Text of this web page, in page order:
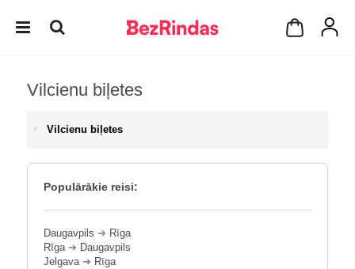
Vilcienu biļetes
Vilcienu biļetes
Populārākie reisi:
Daugavpils ➔ Rīga
Rīga➔ Daugavpils
Jelgava➔ Rīga